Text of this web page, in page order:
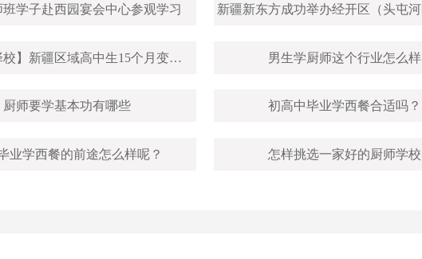
学子赴西园宴会中心参观学习
【高中生择校】新疆区域高中生15个月变身大厨！就业前景广，市场需求大，薪资待遇好！ 男生学厨师这个行业怎么样
厨师要学基本功有哪些 初高中毕业学西餐合适吗？
业学西餐的前途怎么样呢？ 怎样挑选一家好的厨师学校